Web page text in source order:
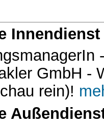
Innendienst
GmbH -
rein)!